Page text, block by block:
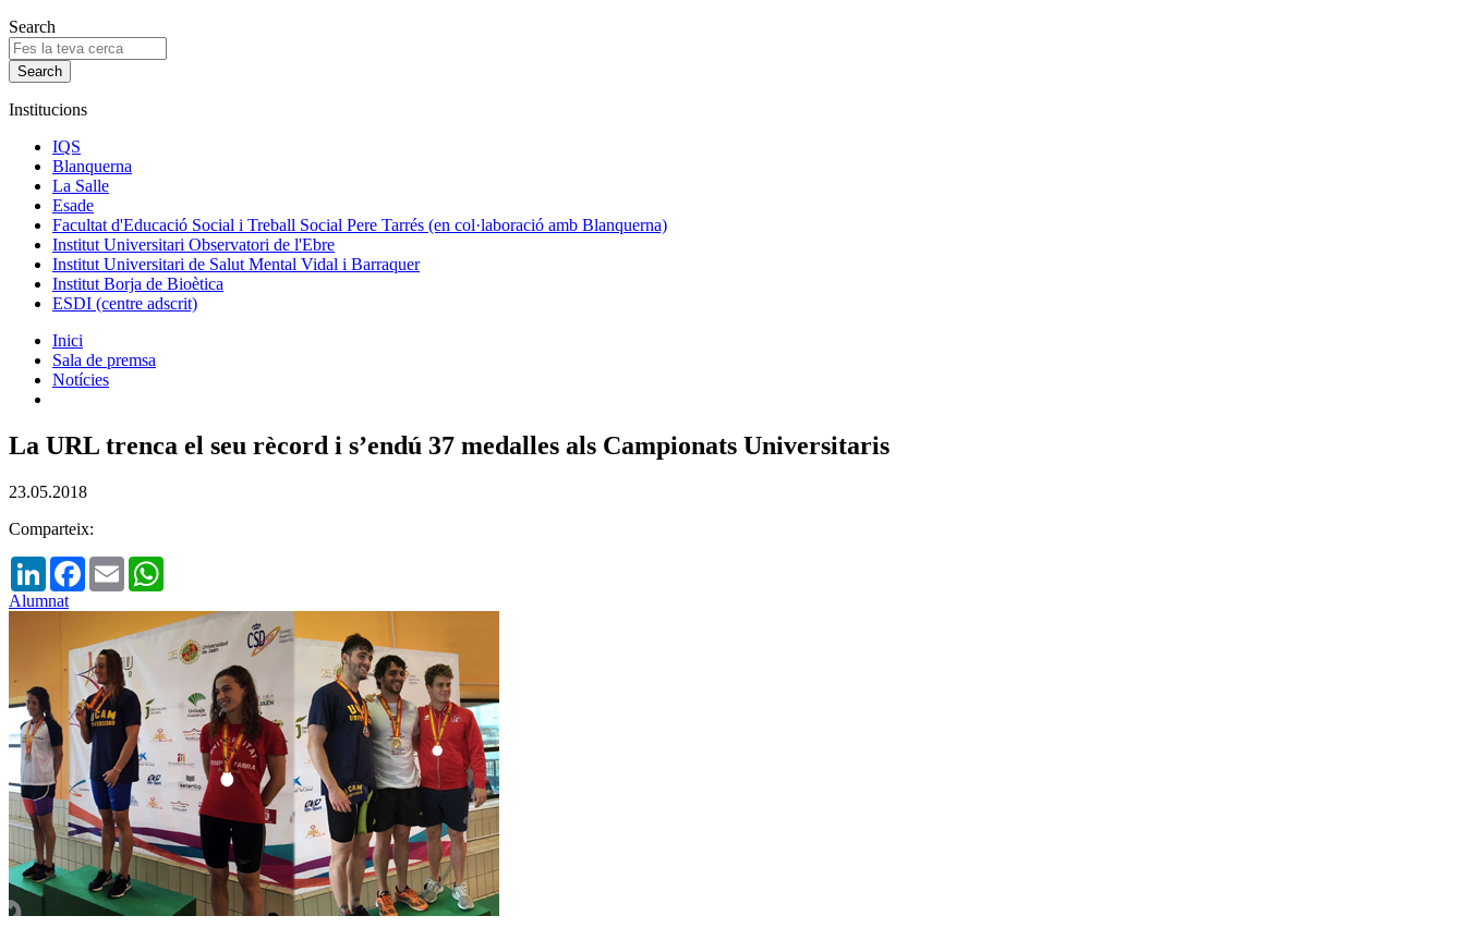
Search
Institucions
IQS
Blanquerna
La Salle
Esade
Facultat d'Educació Social i Treball Social Pere Tarrés (en col·laboració amb Blanquerna)
Institut Universitari Observatori de l'Ebre
Institut Universitari de Salut Mental Vidal i Barraquer
Institut Borja de Bioètica
ESDI (centre adscrit)
Inici
Sala de premsa
Notícies
La URL trenca el seu rècord i s’endú 37 medalles als Campionats Universitaris
23.05.2018
Comparteix:
LinkedInFacebook
Email
Alumnat